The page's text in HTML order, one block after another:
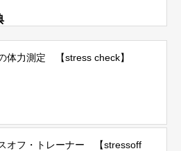
体力測定 【stress check】
オフ・トレーナー 【stressoff